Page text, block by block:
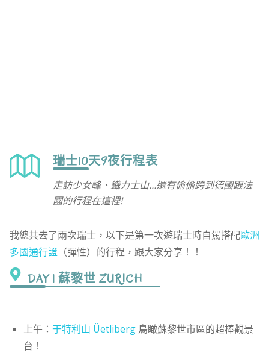
瑞士10天9夜行程表
走訪少女峰、鐵力士山…還有偷偷跨到德國跟法
國的行程在這裡!
我總共去了兩次瑞士，以下是第一次遊瑞士時自駕搭配歐洲
多國通行證（彈性）的行程，跟大家分享！！
DAY 1 蘇黎世 ZURICH
上午： 于特利山 Üetliberg鳥瞰蘇黎世市區的超棒觀景
台！